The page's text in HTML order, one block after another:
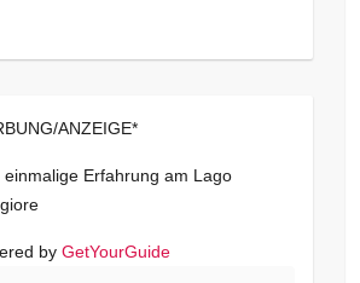
ANZEIGE*
einmalige Erfahrung am Lago
by GetYourGuide